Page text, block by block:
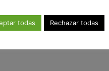
todas Rechazar todas